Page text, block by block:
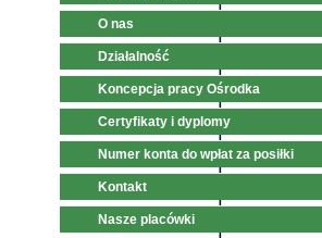
O nas
Działalność
Koncepcja pracy Ośrodka
Certyfikaty i dyplomy
Numer konta do wpłat za posiłki
Kontakt
Nasze placówki